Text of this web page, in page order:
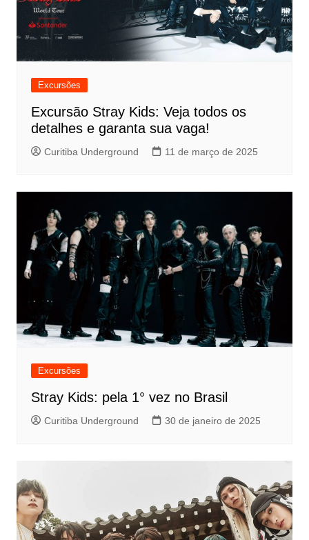
Excursões
Excursão Stray Kids: Veja todos os
detalhes e garanta sua vaga!
Curitiba Underground 11 de março de 2025
Excursões
Stray Kids: pela 1° vez no Brasil
Curitiba Underground 30 de janeiro de 2025